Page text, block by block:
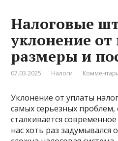
Налоговые
уклонение от
размеры и
07.03.2025 Налоги
Уклонение от уплаты
самых серьезных
сталкивается
нас хоть раз задумывался